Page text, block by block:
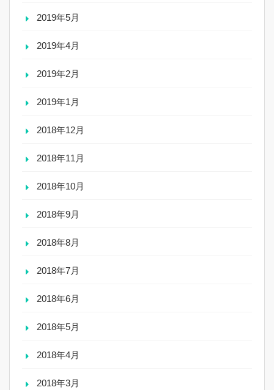
2019年5月
2019年4月
2019年2月
2019年1月
2018年12月
2018年11月
2018年10月
2018年9月
2018年8月
2018年7月
2018年6月
2018年5月
2018年4月
2018年3月